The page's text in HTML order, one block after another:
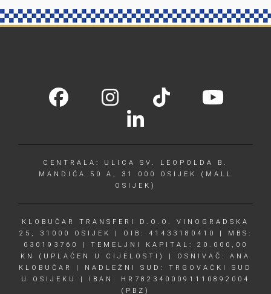
CENTRALA: ULICA SV. LEOPOLDA B.
MANDIĆA 50 A, 31 000 OSIJEK (MALL
OSIJEK)
KLOBUČAR TRANSFERI D.O.O. VINOGRADSKA
25, 31000 OSIJEK | OIB: 41433180410 | MBS:
030193760 | TEMELJNI KAPITAL: 20.000,00
KN (UPLAĆEN U CIJELOSTI) | OSNIVAČ: ANA
KLOBUČAR | NADLEŽNI SUD: TRGOVAČKI SUD
U OSIJEKU | IBAN: HR7823400091110892004
(PBZ)